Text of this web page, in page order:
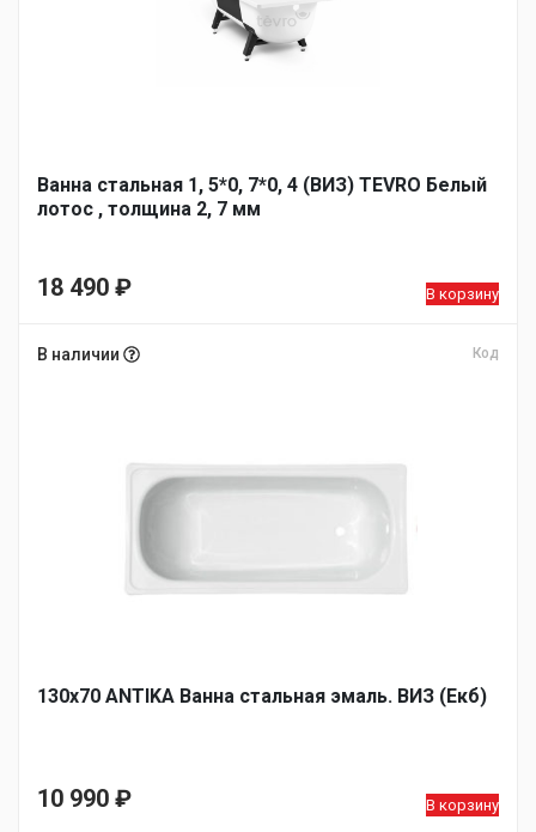
Ванна стальная 1, 5*0, 7*0, 4 (ВИЗ) TEVRO Белый
лотос , толщина 2, 7 мм
18 490 ₽ В корзину
В наличии Код
130х70 ANTIKA Ванна стальная эмаль. ВИЗ (Екб)
10 990 ₽ В корзину